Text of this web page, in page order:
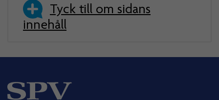
Tyck till om sidans
innehåll